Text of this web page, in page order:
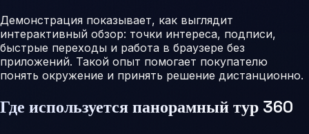
Демонстрация показывает, как выглядит
интерактивный обзор: точки интереса, подписи,
быстрые переходы и работа в браузере без
приложений. Такой опыт помогает покупателю
понять окружение и принять решение дистанционно.
Где используется панорамный тур 360